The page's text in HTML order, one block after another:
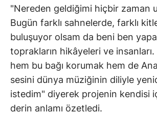
"Nereden geldiğimi hiçbir zaman
Bugün farklı sahnelerde, farklı
buluşuyor olsam da beni ben
toprakların hikâyeleri ve insanları.
hem bu bağı korumak hem de
sesini dünya müziğinin diliyle
istedim" diyerek projenin kendisi
derin anlamı özetledi.